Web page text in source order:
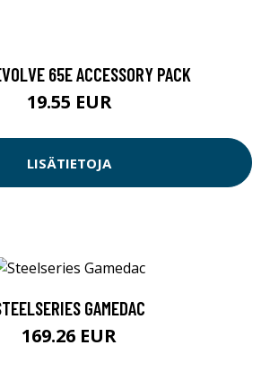
65E ACCESSORY PACK
19.55 EUR
LISÄTIETOJA
GAMEDAC
169.26 EUR